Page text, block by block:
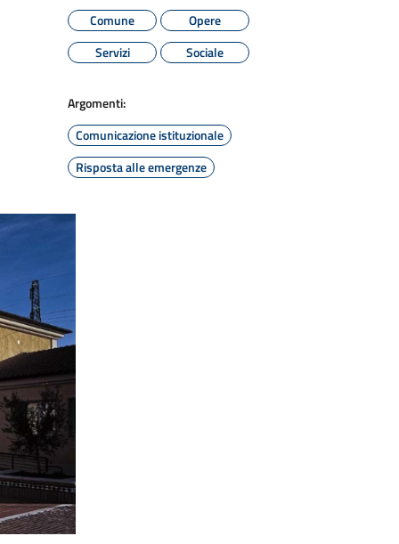
Comune
Opere
Servizi
Sociale
Argomenti:
Comunicazione istituzionale
Risposta alle emergenze